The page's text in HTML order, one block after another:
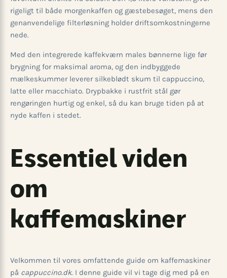
rigeligt til både morgenkaffen og gæstebesøget, mens den
genanvendelige filterløsning holder driftsomkostningerne
nede.
Med den integrerede kaffekværn males bønnerne lige før
brygning for maksimal aroma, og den indbyggede
mælkeskummer leverer silkeblødt skum til cappuccino,
latte eller macchiato. Drypbakke i rustfrit stål gør
rengøringen hurtig og enkel, så du kan bruge tiden på at
nyde kaffen i stedet.
Essentiel viden
om
kaffemaskiner
Velkommen til vores omfattende guide om kaffemaskiner
på cappuccino.dk. I denne guide vil vi tage dig med på en